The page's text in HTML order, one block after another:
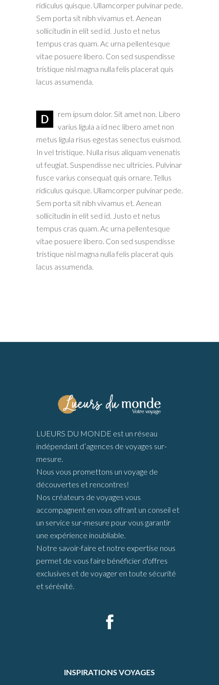
ridiculus quisque. Ullamcorper pulvinar pede.
Sem porta sit nibh vivamus et. Aenean
sollicitudin in elit sed id. Justo et netus
tempus cras quam. Ac urna pellentesque
vitae posuere libero. Con sed suspendisse
tristique nisl magna nulla felis placerat quis
lacus assumenda.
D
rem ipsum dolor. Sit amet non. Libero
varius ligula a id nec libero amet non
metus ligula risus egestas senectus euismod.
In vel tristique. Nulla risus aliquam venenatis
ut feugiat. Suspendisse nec ultricies. Pulvinar
fusce varius consequat quis ornare. Tellus
ridiculus quisque. Ullamcorper pulvinar pede.
Sem porta sit nibh vivamus et. Aenean
sollicitudin in elit sed id. Justo et netus
tempus cras quam. Ac urna pellentesque
vitae posuere libero. Con sed suspendisse
tristique nisl magna nulla felis placerat quis
lacus assumenda.
LUEURS DU MONDE est un réseau
indépendant d’agences de voyages sur-
mesure.
Nous vous promettons un voyage de
découvertes et rencontres!
Nos créateurs de voyages vous
accompagnent en vous offrant un conseil et
un service sur-mesure pour vous garantir
une expérience inoubliable.
Notre savoir-faire et notre expertise nous
permet de vous faire bénéficier d'offres
exclusives et de voyager en toute sécurité
et sérénité.
INSPIRATIONS VOYAGES